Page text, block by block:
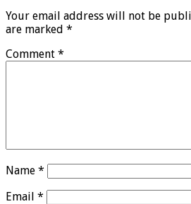
Your email address will not be
are marked *
Comment *
Name *
Email *